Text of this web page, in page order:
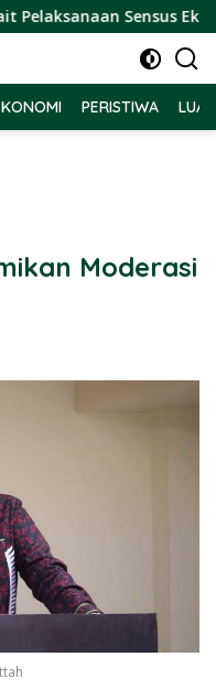
Sensus Ekonomi
PERISTIWA
Moderasi